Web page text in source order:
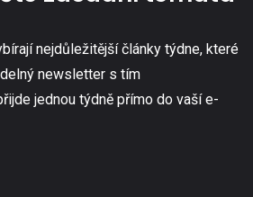
nejdůležitější články týdne, které
newsletter s tím
jednou týdně přímo do vaší e-